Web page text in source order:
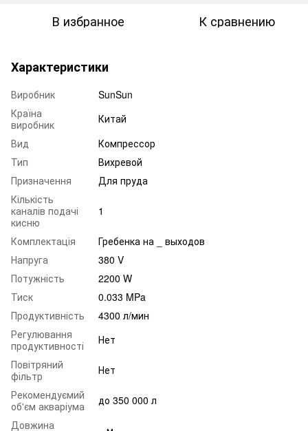
В избранное К сравнению
Характеристики
Виробник
SunSun
Країна
виробник
Китай
Вид
Компрессор
Тип
Вихревой
Призначення
Для пруда
Кількість
каналів подачі
кисню
1
Комплектація
Гребенка на _ выходов
Напруга
380 V
Потужність
2200 W
Тиск
0.033 MPa
Продуктивність
4300 л/мин
Регулювання
продуктивності
Нет
Повітряний
фільтр
Нет
Рекомендуємий
об'єм акваріума
до 350 000 л
Довжина